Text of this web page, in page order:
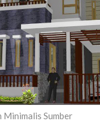
Minimalis Sumber